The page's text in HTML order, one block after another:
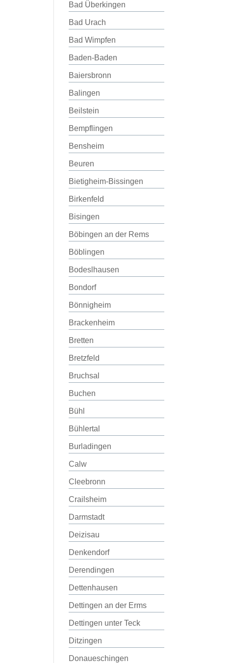
Bad Überkingen
Bad Urach
Bad Wimpfen
Baden-Baden
Baiersbronn
Balingen
Beilstein
Bempflingen
Bensheim
Beuren
Bietigheim-Bissingen
Birkenfeld
Bisingen
Böbingen an der Rems
Böblingen
Bodeslhausen
Bondorf
Bönnigheim
Brackenheim
Bretten
Bretzfeld
Bruchsal
Buchen
Bühl
Bühlertal
Burladingen
Calw
Cleebronn
Crailsheim
Darmstadt
Deizisau
Denkendorf
Derendingen
Dettenhausen
Dettingen an der Erms
Dettingen unter Teck
Ditzingen
Donaueschingen